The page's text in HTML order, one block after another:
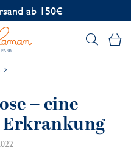
ab 150€
– eine